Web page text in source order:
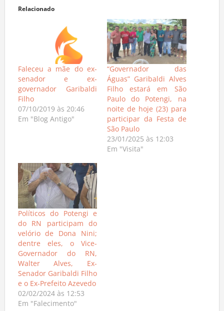
Relacionado
Faleceu a mãe do ex-
senador e ex-
governador Garibaldi
Filho
07/10/2019 às 20:46
Em "Blog Antigo"
“Governador das
Águas” Garibaldi Alves
Filho estará em São
Paulo do Potengi, na
noite de hoje (23) para
participar da Festa de
São Paulo
23/01/2025 às 12:03
Em "Visita"
Políticos do Potengi e
do RN participam do
velório de Dona Nini;
dentre eles, o Vice-
Governador do RN,
Walter Alves, Ex-
Senador Garibaldi Filho
e o Ex-Prefeito Azevedo
02/02/2024 às 12:53
Em "Falecimento"